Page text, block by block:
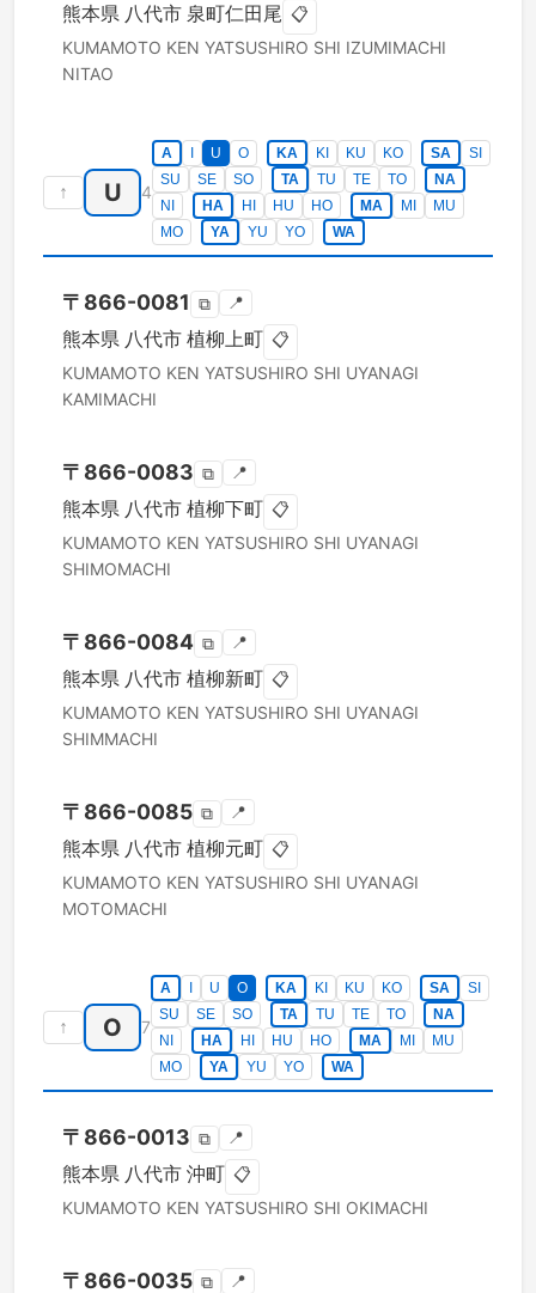
熊本県 八代市 泉町仁田尾 📋
KUMAMOTO KEN YATSUSHIRO SHI IZUMIMACHI
NITAO
↑ U 4
A U O KA KI KU KO SA
SI
SU
SE SO TA TU TE TO
NA
NI
HA HI HU HO MA MI
MU
MO
YA YU YO WA
〒 866-0081 ⧉ 📍
熊本県 八代市 植柳上町 📋
KUMAMOTO KEN YATSUSHIRO SHI UYANAGI
KAMIMACHI
〒 866-0083 ⧉ 📍
熊本県 八代市 植柳下町 📋
KUMAMOTO KEN YATSUSHIRO SHI UYANAGI
SHIMOMACHI
〒 866-0084 ⧉ 📍
熊本県 八代市 植柳新町 📋
KUMAMOTO KEN YATSUSHIRO SHI UYANAGI
SHIMMACHI
〒 866-0085 ⧉ 📍
熊本県 八代市 植柳元町 📋
KUMAMOTO KEN YATSUSHIRO SHI UYANAGI
MOTOMACHI
↑ O 7
A U O KA KI KU KO SA
SI
SU
SE SO TA TU TE TO
NA
NI
HA HI HU HO MA MI
MU
MO
YA YU YO WA
〒 866-0013 ⧉ 📍
熊本県 八代市 沖町 📋
KUMAMOTO KEN YATSUSHIRO SHI OKIMACHI
〒 866-0035 ⧉ 📍